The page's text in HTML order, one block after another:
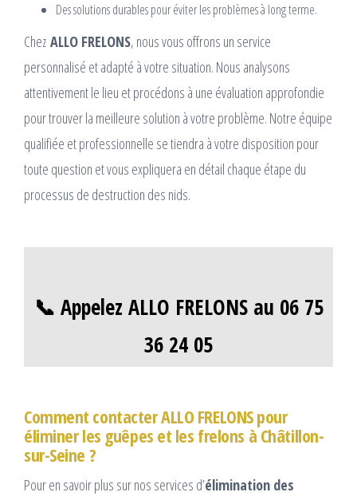
Des solutions durables pour éviter les problèmes à long terme.
Chez ALLO FRELONS, nous vous offrons un service
personnalisé et adapté à votre situation. Nous analysons
attentivement le lieu et procédons à une évaluation approfondie
pour trouver la meilleure solution à votre problème. Notre équipe
qualifiée et professionnelle se tiendra à votre disposition pour
toute question et vous expliquera en détail chaque étape du
processus de destruction des nids.
📞 Appelez ALLO FRELONS au 06 75
36 24 05
Comment contacter ALLO FRELONS pour
éliminer les guêpes et les frelons à Châtillon-
sur-Seine ?
Pour en savoir plus sur nos services d’élimination des